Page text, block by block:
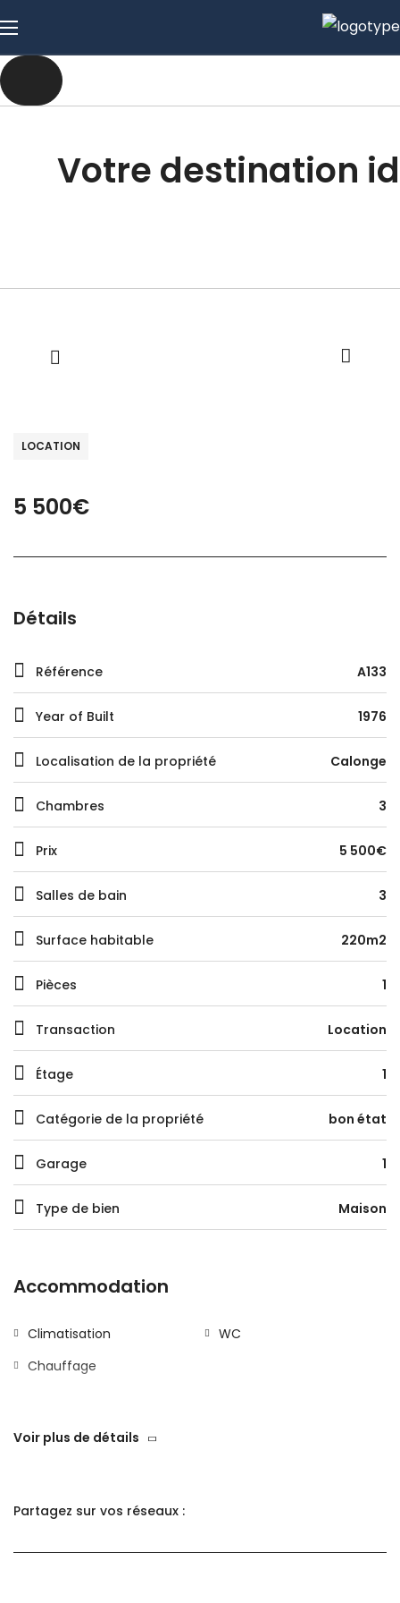
Votre destination
LOCATION
5 500€
Détails
Référence A133
Year of Built 1976
Localisation de la propriété Calonge
Chambres 3
Prix 5 500€
Salles de bain 3
Surface habitable 220m2
Pièces 1
Transaction Location
Étage 1
Catégorie de la propriété bon état
Garage 1
Type de bien Maison
Accommodation
Climatisation
WC
Chauffage
Général
Cuisine
Voir plus de détails
Partagez sur vos réseaux :